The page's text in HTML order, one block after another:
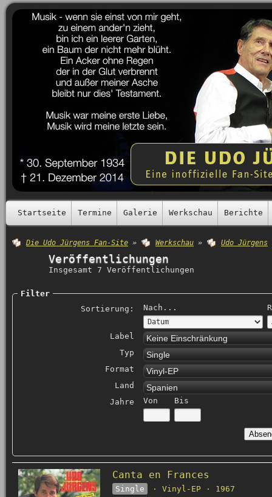
Startseite Termine Galerie Werkschau Berichte
Die Udo Jürgens Fan-Site » Werkschau » Udo Jürgens
Veröffentlichungen
Insgesamt 7 Veröffentlichungen
Filter
Sortierung:
Nach...
Label Keine Einschränkung
Typ Single
Format Vinyl-EP
Land Spanien
Jahre Von Bis
Canta en Frances
Single
· Vinyl-EP · 1967